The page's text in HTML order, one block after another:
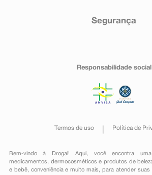
Segurança
Responsabilidade social
Termos de uso Política de
Bem-vindo à Drogal! Aqui, você encontra
medicamentos , dermocosméticos e produtos de
e bebê, conveniênciae muito mais, para atender suas